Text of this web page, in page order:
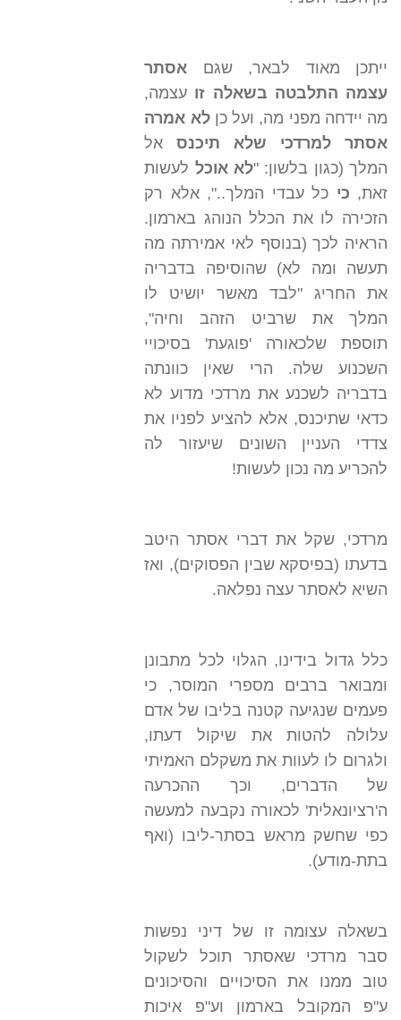
ייתכן מאוד לבאר, שגם אסתר
עצמה התלבטה בשאלה זו עצמה,
מה יידחה מפני מה, ועל כןלא אמרה
אסתר למרדכי שלא תיכנסאל
המלך (כגון בלשון: "לא אוכל לעשות
זאת, כי כל עבדי המלך..", אלא רק
הזכירה לו את הכלל הנוהג בארמון.
הראיה לכך (בנוסף לאי אמירתה מה
תעשה ומה לא) שהוסיפה בדבריה
את החריג "לבד מאשר יושיט לו
המלך את שרביט הזהב וחיה",
תוספת שלכאורה 'פוגעת' בסיכויי
השכנוע שלה. הרי שאין כוונתה
בדבריה לשכנע את מרדכי מדוע לא
כדאי שתיכנס, אלא להציע לפניו את
צדדי העניין השונים שיעזור לה
להכריע מה נכון לעשות!
מרדכי, שקל את דברי אסתר היטב
בדעתו (בפיסקא שבין הפסוקים), ואז
השיא לאסתר עצה נפלאה.
כלל גדול בידינו, הגלוי לכל מתבונן
ומבואר ברבים מספרי המוסר, כי
פעמים שנגיעה קטנה בליבו של אדם
עלולה להטות את שיקול דעתו,
ולגרום לו לעוות את משקלם האמיתי
של הדברים, וכך ההכרעה
ה'רציונאלית' לכאורה נקבעה למעשה
כפי שחשק מראש בסתר-ליבו (ואף
בתת-מודע).
בשאלה עצומה זו של דיני נפשות
סבר מרדכי שאסתר תוכל לשקול
טוב ממנו את הסיכויים והסיכונים
ע"פ המקובל בארמון וע"פ איכות